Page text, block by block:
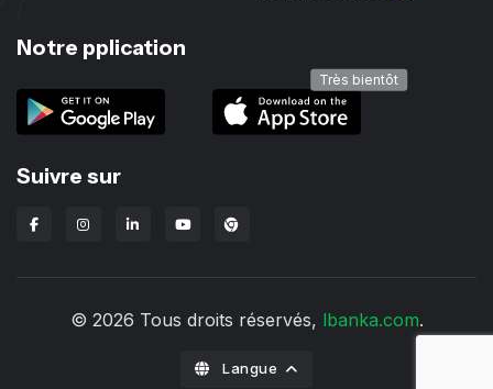
Notre pplication
Très bientôt
Suivre sur
Extension Chrome Lbanka
© 2026 Tous droits réservés, lbanka.com.
Langue